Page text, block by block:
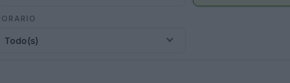
Todo(s)